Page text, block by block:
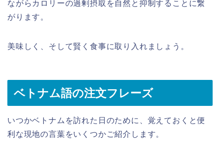
ながらカロリーの過剰摂取を自然と抑制することに繋
がります。
美味しく、そして賢く食事に取り入れましょう。
ベトナム語の注文フレーズ
いつかベトナムを訪れた日のために、覚えておくと便
利な現地の言葉をいくつかご紹介します。